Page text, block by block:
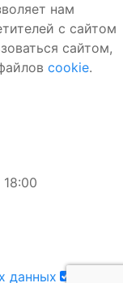
нам
с сайтом
сайтом,
cookie.
данных